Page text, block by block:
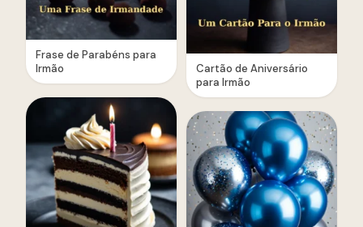
Frase de Parabéns para
Irmão
Cartão de Aniversário
para Irmão